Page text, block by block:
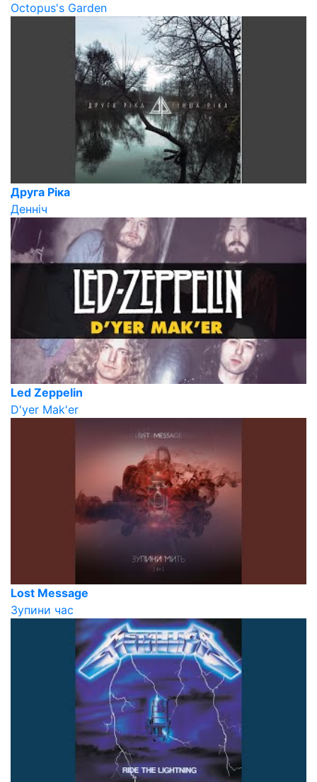
Octopus's Garden
Друга Ріка
Денніч
Led Zeppelin
D'yer Mak'er
Lost Message
Зупини час